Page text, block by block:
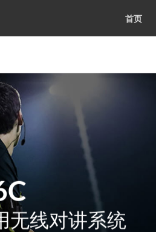
首页
无线对讲系统